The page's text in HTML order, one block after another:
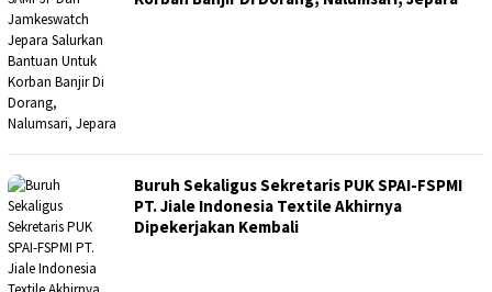
Buruh Sekaligus Sekretaris PUK SPAI-FSPMI
PT. Jiale Indonesia Textile Akhirnya
Dipekerjakan Kembali